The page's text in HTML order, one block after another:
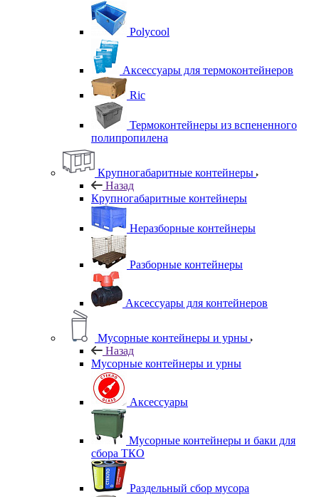
Polycool
Аксессуары для термоконтейнеров
Ric
Термоконтейнеры из вспененного
полипропилена
Крупногабаритные контейнеры
Назад
Крупногабаритные контейнеры
Неразборные контейнеры
Разборные контейнеры
Аксессуары для контейнеров
Мусорные контейнеры и урны
Назад
Мусорные контейнеры и урны
Аксессуары
Мусорные контейнеры и баки для
сбора ТКО
Раздельный сбор мусора